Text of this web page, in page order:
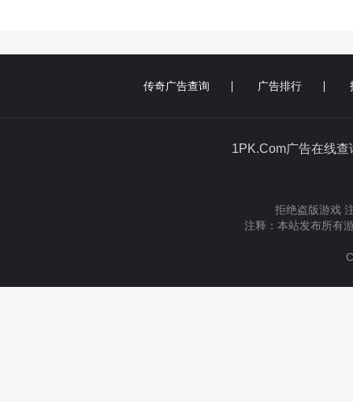
传奇广告查询 广告排行
1PK.Com广告在
拒绝盗版游戏
注释：本站发布所有